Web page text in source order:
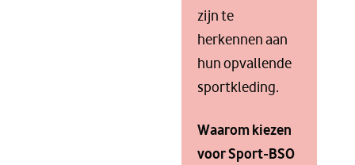
zijn te
herkennen aan
hun opvallende
sportkleding.
Waarom kiezen
voor Sport-BSO